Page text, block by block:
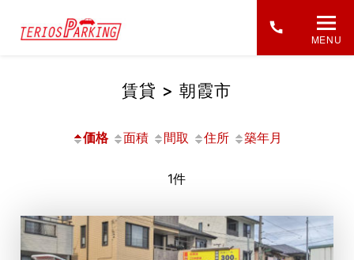
MENU
賃貸 > 朝霞市
価格 面積 間取 住所 築年月
1件